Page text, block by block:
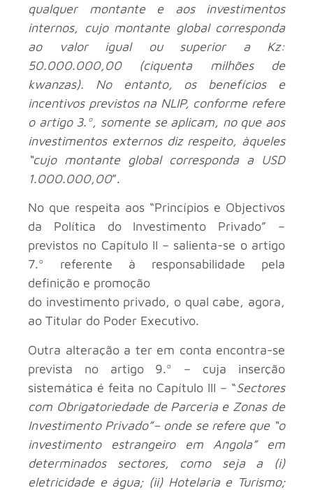
qualquer montante e aos investimentos
internos, cujo montante global corresponda
ao valor igual ou superior a Kz:
50.000.000,00 (ciquenta milhões de
kwanzas). No entanto, os benefícios e
incentivos previstos na NLIP, conforme refere
o artigo 3.º, somente se aplicam, no que aos
investimentos externos diz respeito, àqueles
“cujo montante global corresponda a USD
1.000.000,00”.
No que respeita aos “Princípios e Objectivos
da Política do Investimento Privado” –
previstos no Capítulo II – salienta-se o artigo
7.º referente à responsabilidade pela
definição e promoção
do investimento privado, o qual cabe, agora,
ao Titular do Poder Executivo.
Outra alteração a ter em conta encontra-se
prevista no artigo 9.º – cuja inserção
sistemática é feita no Capítulo III – “Sectores
com Obrigatoriedade de Parceria e Zonas de
Investimento Privado”– onde se refere que “o
investimento estrangeiro em Angola” em
determinados sectores, como seja a (i)
eletricidade e água; (ii) Hotelaria e Turismo;